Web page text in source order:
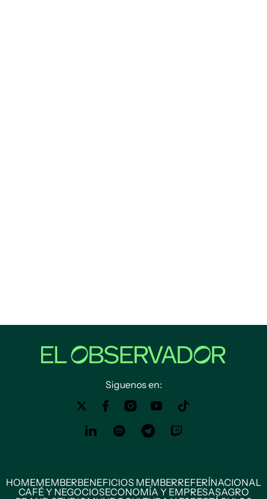
Siguenos en:
HOMEMEMBERBENEFICIOS MEMBERREFERÍNACIONAL
CAFÉ Y NEGOCIOSECONOMÍA Y EMPRESASAGRO